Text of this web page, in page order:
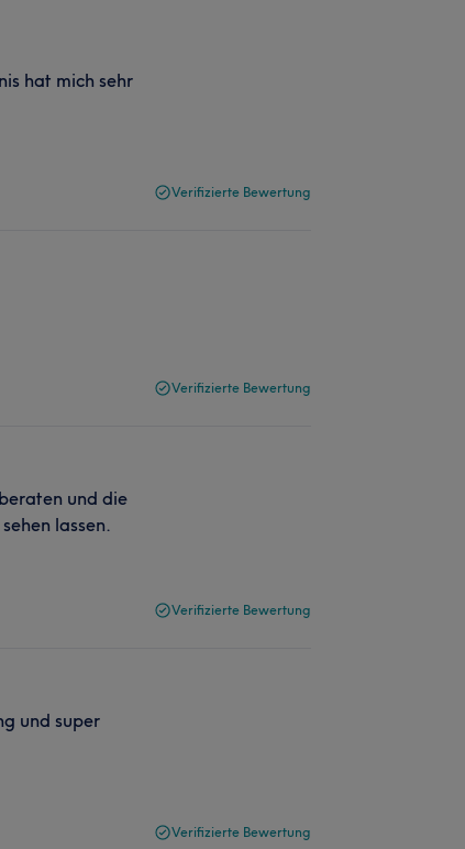
hat mich sehr
Verifizierte Bewertung
Verifizierte Bewertung
und die
lassen.
Verifizierte Bewertung
und super
Verifizierte Bewertung